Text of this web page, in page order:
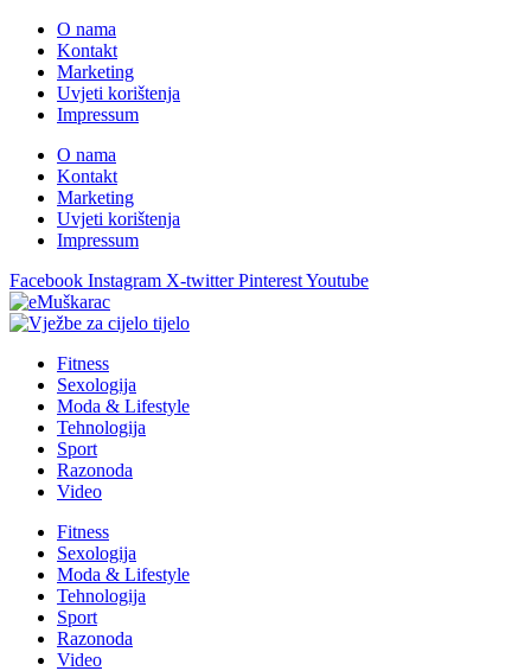
O nama
Kontakt
Marketing
Uvjeti korištenja
Impressum
O nama
Kontakt
Marketing
Uvjeti korištenja
Impressum
Facebook Instagram X-twitter PinterestYoutube
Fitness
Sexologija
Moda & Lifestyle
Tehnologija
Sport
Razonoda
Video
Fitness
Sexologija
Moda & Lifestyle
Tehnologija
Sport
Razonoda
Video